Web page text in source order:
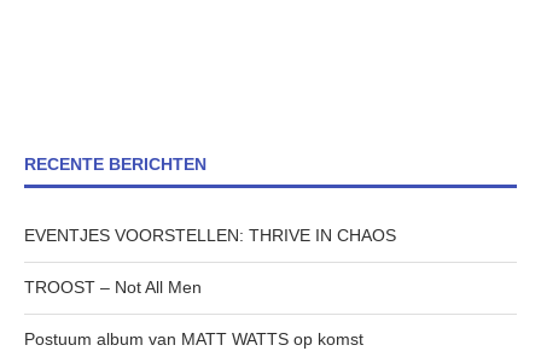
RECENTE BERICHTEN
EVENTJES VOORSTELLEN: THRIVE IN CHAOS
TROOST – Not All Men
Postuum album van MATT WATTS op komst